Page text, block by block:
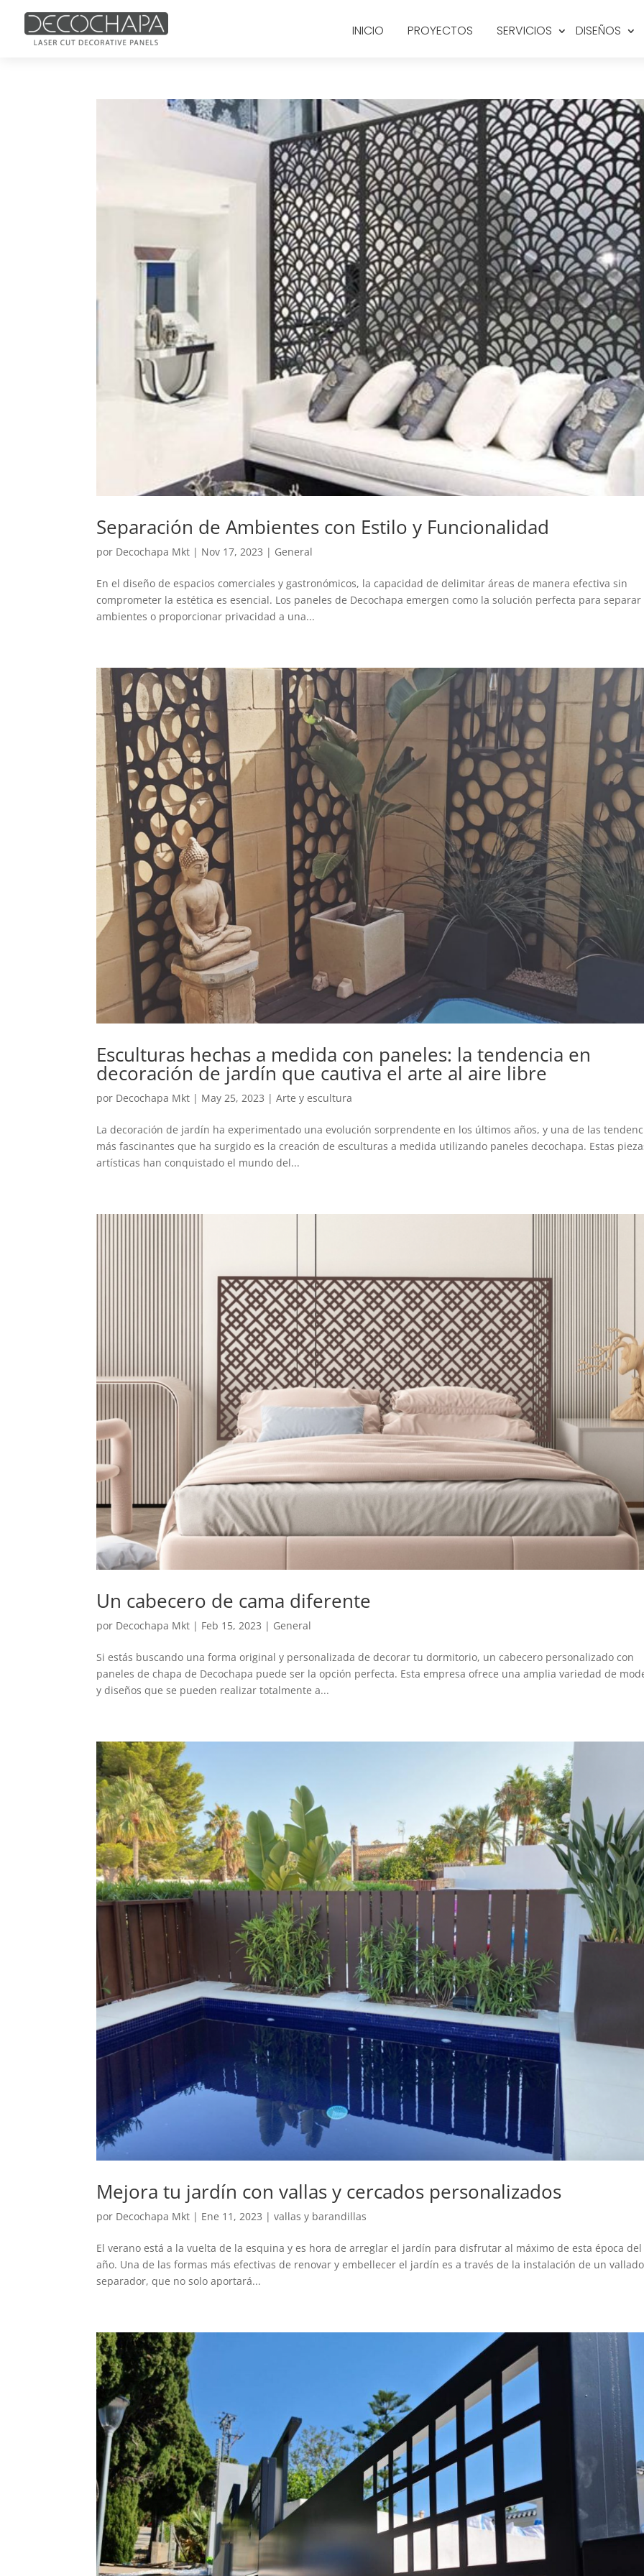
INICIO PROYECTOS SERVICIOS DISEÑOS
Separación de Ambientes con Estilo y Funcionalidad
por Decochapa Mkt | Nov 17, 2023 | General
En el diseño de espacios comerciales y gastronómicos, la capacidad de delimitar áreas de manera efectiva sin
comprometer la estética es esencial. Los paneles de Decochapa emergen como la solución perfecta para separar
ambientes o proporcionar privacidad a una...
Esculturas hechas a medida con paneles: la tendencia en
decoración de jardín que cautiva el arte al aire libre
por Decochapa Mkt | May 25, 2023 |Arte y escultura
La decoración de jardín ha experimentado una evolución sorprendente en los últimos años, y una de las
más fascinantes que ha surgido es la creación de esculturas a medida utilizando paneles decochapa. Estas
artísticas han conquistado el mundo del...
Un cabecero de cama diferente
por Decochapa Mkt | Feb 15, 2023 | General
Si estás buscando una forma original y personalizada de decorar tu dormitorio, un cabecero personalizado con
paneles de chapa de Decochapa puede ser la opción perfecta. Esta empresa ofrece una amplia variedad de
y diseños que se pueden realizar totalmente a...
Mejora tu jardín con vallas y cercados personalizados
por Decochapa Mkt | Ene 11, 2023 |vallas y barandillas
El verano está a la vuelta de la esquina y es hora de arreglar el jardín para disfrutar al máximo de esta época del
año. Una de las formas más efectivas de renovar y embellecer el jardín es a través de la instalación de un vallado
separador, que no solo aportará...